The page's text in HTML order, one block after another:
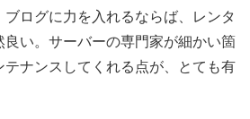
ログに力を入れるならば、レンタ
良い。サーバーの専門家が細かい箇
テナンスしてくれる点が、とても有